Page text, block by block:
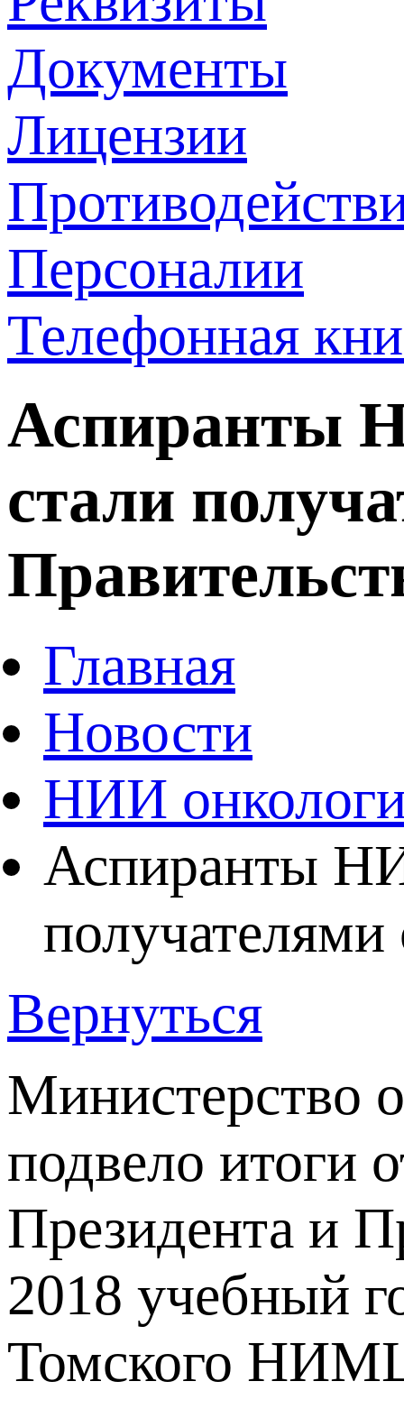
Документы
Лицензии
Персоналии
Телефонная
Аспиранты
стали
Главная
Новости
НИИ
Аспиранты
Вернуться
Министерство
подвело итоги
Президента и
2018 учебный
Томского